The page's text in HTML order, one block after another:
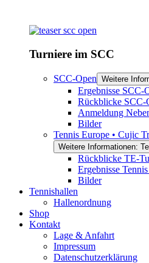
Turniere im SCC
SCC-Open Weitere
Ergebnisse SCC-
Rückblicke SCC-
Anmeldung
Bilder
Tennis Europe • Cujic
Weitere Informationen:
Rückblicke TE-
Ergebnisse
Bilder
Tennishallen
Hallenordnung
Shop
Kontakt
Lage & Anfahrt
Impressum
Datenschutzerklärung